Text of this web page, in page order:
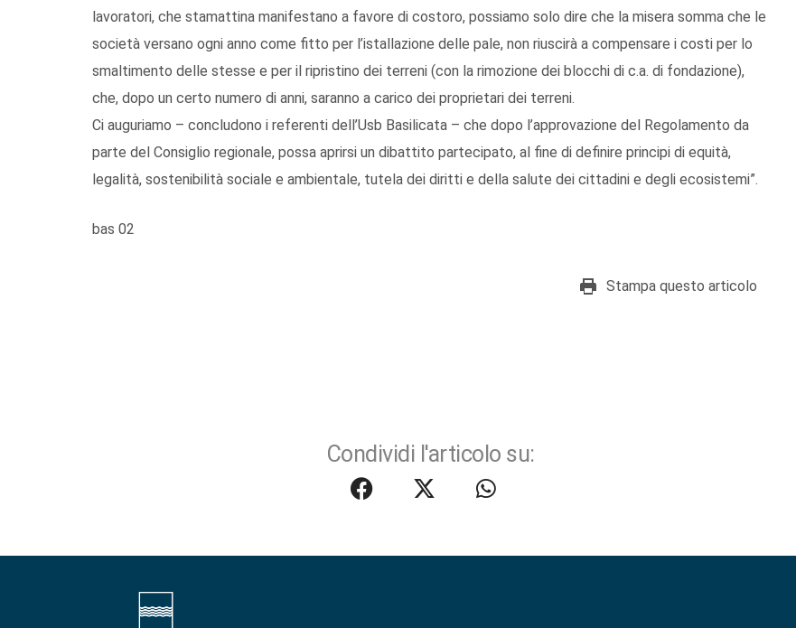
lavoratori, che stamattina manifestano a favore di costoro, possiamo solo dire che la misera somma che le
società versano ogni anno come fitto per l’istallazione delle pale, non riuscirà a compensare i costi per lo
smaltimento delle stesse e per il ripristino dei terreni (con la rimozione dei blocchi di c.a. di fondazione),
che, dopo un certo numero di anni, saranno a carico dei proprietari dei terreni.
Ci auguriamo – concludono i referenti dell’Usb Basilicata – che dopo l’approvazione del Regolamento da
parte del Consiglio regionale, possa aprirsi un dibattito partecipato, al fine di definire principi di equità,
legalità, sostenibilità sociale e ambientale, tutela dei diritti e della salute dei cittadini e degli ecosistemi”.
bas 02
Stampa questo articolo
Condividi l'articolo su: